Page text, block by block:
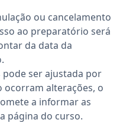
ou cancelamento
ao preparatório será
da data da
ser ajustada por
ocorram alterações, o
a informar as
página do curso.